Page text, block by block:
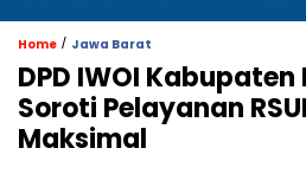
Home / Jawa Barat
DPD IWOI
Soroti Pelayanan
Maksimal